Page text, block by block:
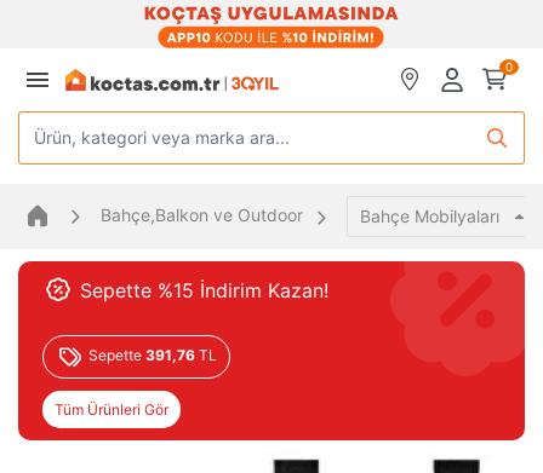
0
Ürün, kategori veya marka ara...
Bahçe,Balkon ve Outdoor Bahçe Mobilyaları
Sepette %15 İndirim Kazan!
Sepette 391,76 TL
Tüm Ürünleri Gör